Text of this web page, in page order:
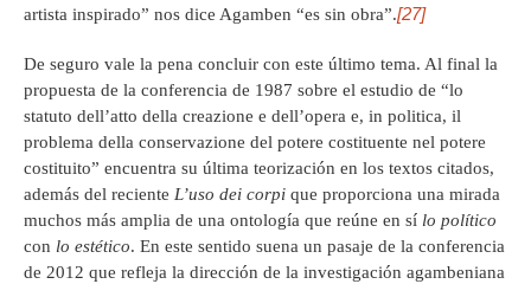
artista inspirado” nos dice Agamben “es sin obra”.[27]
De seguro vale la pena concluir con este último tema. Al final la
propuesta de la conferencia de 1987 sobre el estudio de “lo
statuto dell’atto della creazione e dell’opera e, in politica, il
problema della conservazione del potere costituente nel potere
costituito” encuentra su última teorización en los textos citados,
además del reciente L’uso dei corpi que proporciona una mirada
muchos más amplia de una ontología que reúne en sí lo político
con lo estético. En este sentido suena un pasaje de la conferencia
de 2012 que refleja la dirección de la investigación agambeniana